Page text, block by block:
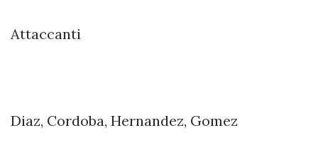
Attaccanti
Diaz, Cordoba, Hernandez, Gomez